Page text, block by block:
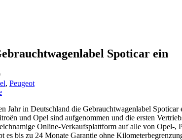
Spoticar ein
, Peugeot
Jahr in Deutschland die Gebrauchtwagenlabel
und Opel sind aufgenommen und die ersten
Online-Verkaufsplattform auf alle von Opel-
es bis zu 24 Monate Garantie ohne